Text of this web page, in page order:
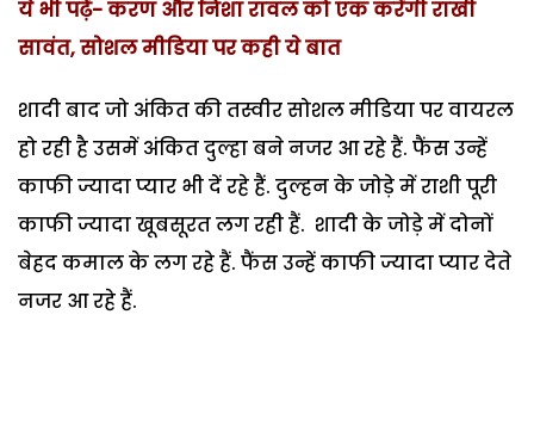
ये भी पढ़ें- करण और निशा रावल को एक करेंगी राखी
सावंत, सोशल मीडिया पर कही ये बात
शादी बाद जो अंकित की तस्वीर सोशल मीडिया पर वायरल
हो रही है उसमें अंकित दुल्हा बने नजर आ रहे हैं. फैंस उन्हें
काफी ज्यादा प्यार भी दें रहे हैं. दुल्हन के जोड़े में राशी पूरी
काफी ज्यादा खूबसूरत लग रही हैं. शादी के जोड़े में दोनों
बेहद कमाल के लग रहे हैं. फैंस उन्हें काफी ज्यादा प्यार देते
नजर आ रहे हैं.